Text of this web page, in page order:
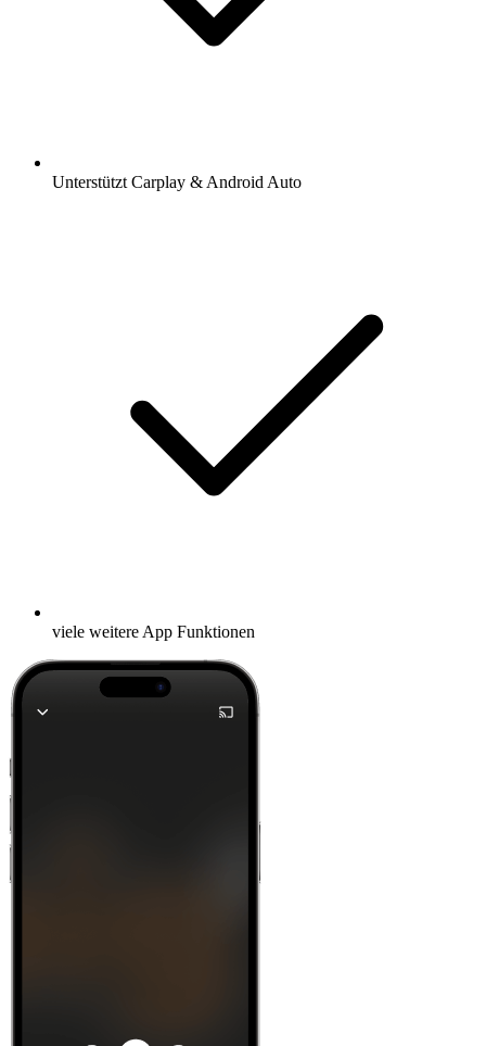
Unterstützt Carplay & Android Auto
viele weitere App Funktionen